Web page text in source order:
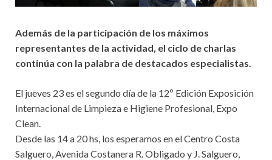
Además de la participación de los máximos
representantes de la actividad, el ciclo de charlas
continúa con la palabra de destacados especialistas.
​El jueves 23​es el segundo día de la 12º Edición Exposición
Internacional de Limpieza e Higiene Profesional, Expo
Clean.
Desde las 14 a 20 hs, los esperamos en el Centro Costa
Salguero, Avenida Costanera R. Obligado y J. Salguero,